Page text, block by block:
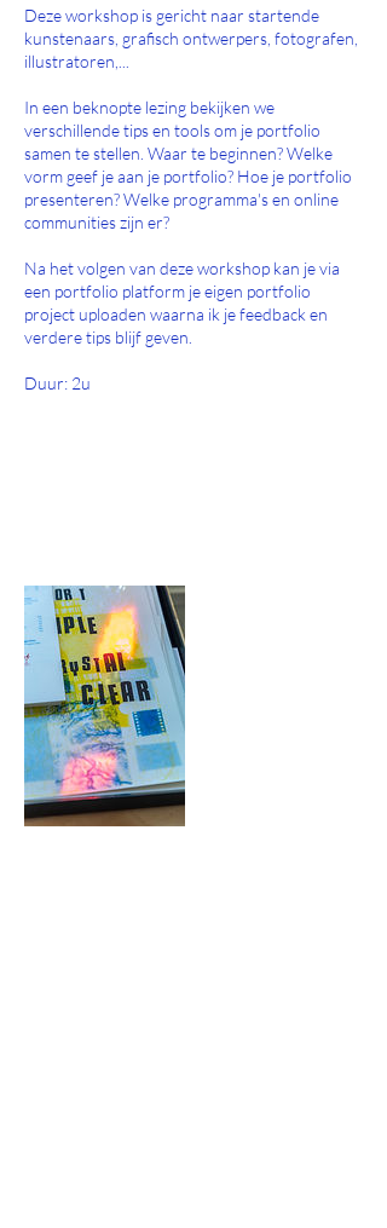
Deze workshop is gericht naar startende
kunstenaars, grafisch ontwerpers, fotografen,
illustratoren,...
In een beknopte lezing bekijken we
verschillende tips en tools om je portfolio
samen te stellen. Waar te beginnen? Welke
vorm geef je aan je portfolio? Hoe je portfolio
presenteren? Welke programma's en online
communities zijn er?
Na het volgen van deze workshop kan je via
een portfolio platform je eigen portfolio
project uploaden waarna ik je feedback en
verdere tips blijf geven.
Duur: 2u